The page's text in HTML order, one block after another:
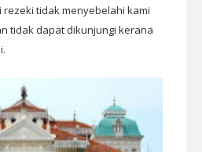
rezeki tidak menyebelahi kami
tidak dapat dikunjungi kerana